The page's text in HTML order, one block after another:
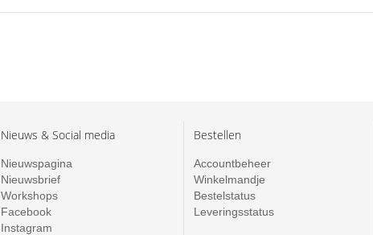
Nieuws & Social media
Nieuwspagina
Nieuwsbrief
Workshops
Facebook
Instagram
Bestellen
Accountbeheer
Winkelmandje
Bestelstatus
Leveringsstatus